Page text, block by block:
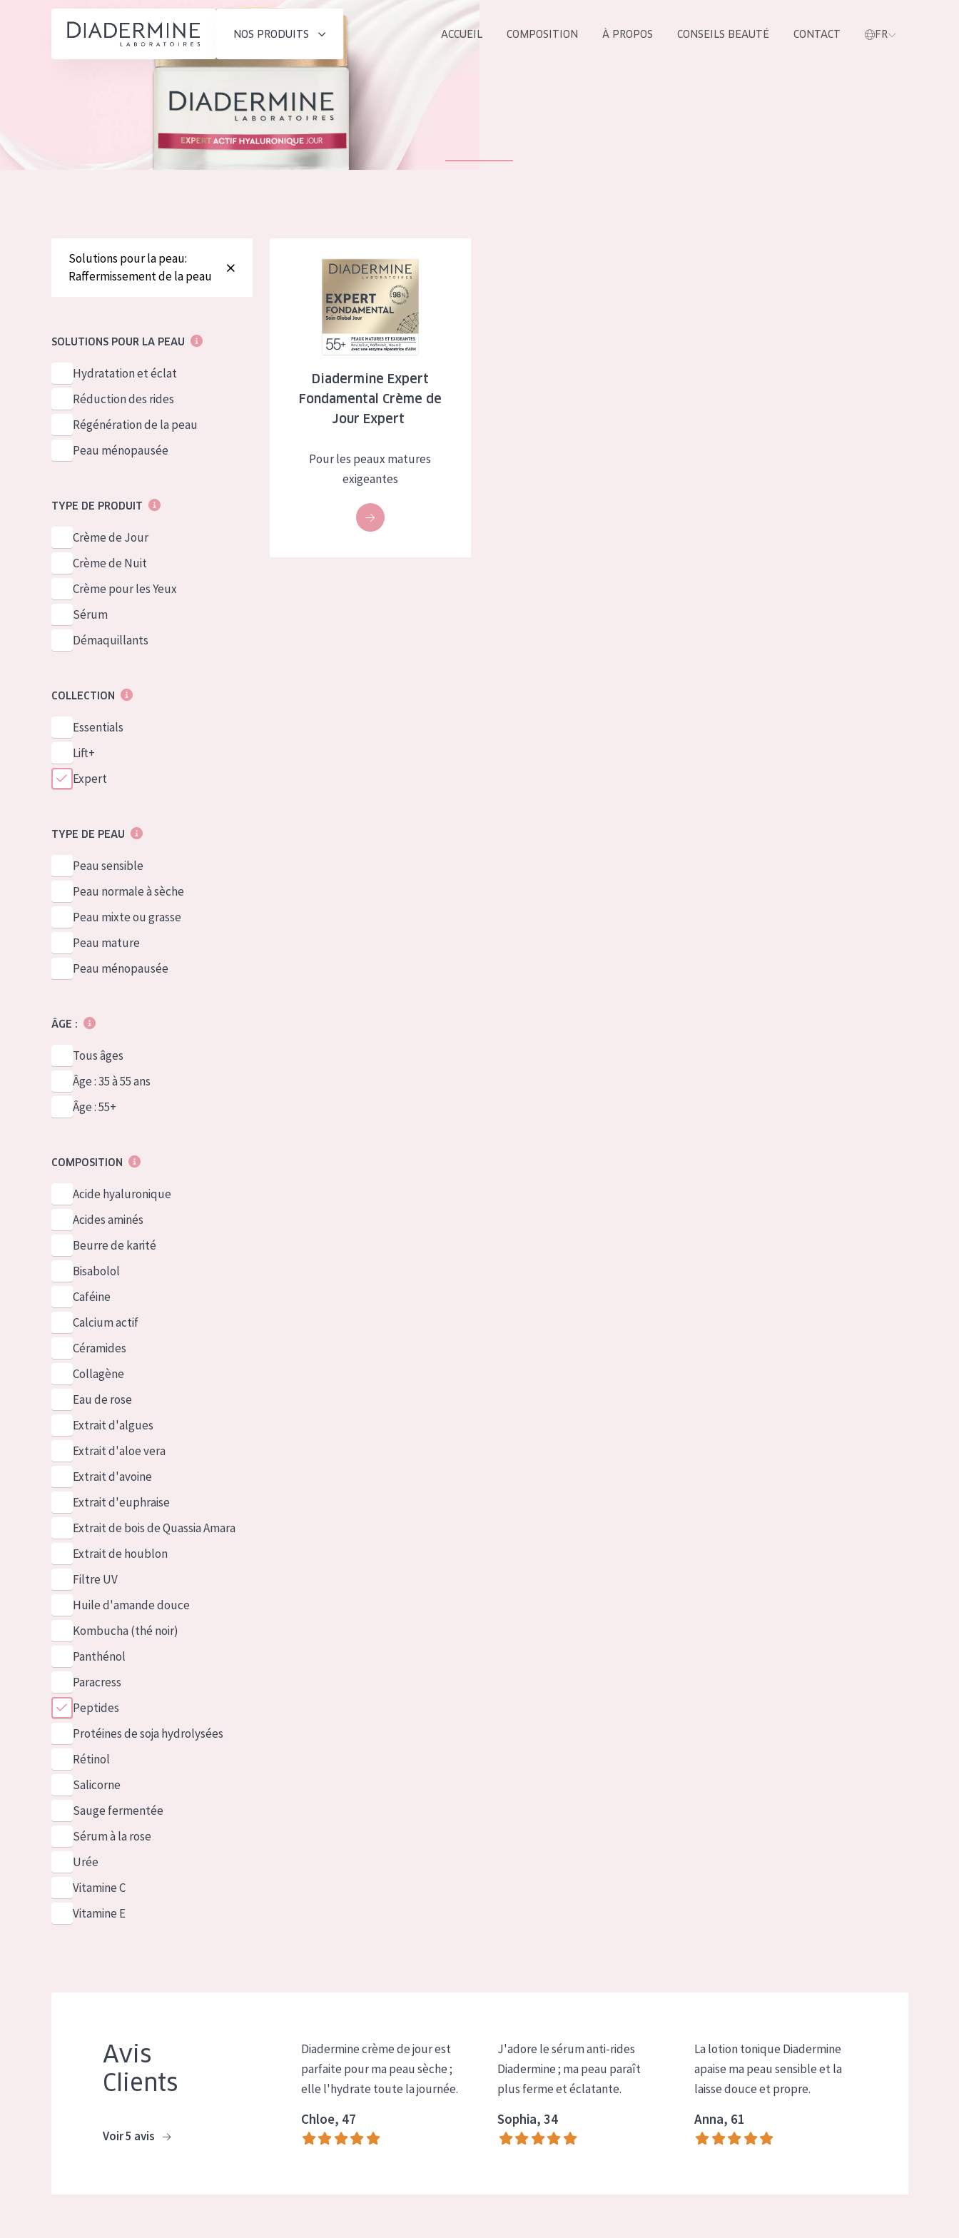
NOS PRODUITS
SOLUTIONS POUR LA PEAU
Hydratation et éclat
Peau ménopausée
TYPE DE PRODUIT
Crème de Jour
Lift+
Peau normale à sèche
Peau mixte ou grasse
ÂGE :
Tous âges
Âge : 35 à 55 ans
Âge : 55+
Voir tous les produits
ACCUEIL COMPOSITION À PROPOS CONSEILS BEAUTÉ CONTACT FR
Solutions pour la peau:
Raffermissement de la peau
SOLUTIONS POUR LA PEAU
Hydratation et éclat
Réduction des rides
Régénération de la peau
Peau ménopausée
TYPE DE PRODUIT
Crème de Jour
Crème de Nuit
Crème pour les Yeux
Sérum
Démaquillants
COLLECTION
Essentials
Lift+
Expert
TYPE DE PEAU
Peau sensible
Peau normale à sèche
Peau mixte ou grasse
Peau mature
Peau ménopausée
ÂGE :
Tous âges
Âge : 35 à 55 ans
Âge : 55+
COMPOSITION
Acide hyaluronique
Acides aminés
Beurre de karité
Bisabolol
Caféine
Calcium actif
Céramides
Collagène
Eau de rose
Extrait d'algues
Extrait d'aloe vera
Extrait d'avoine
Extrait d'euphraise
Extrait de bois de Quassia Amara
Extrait de houblon
Filtre UV
Huile d'amande douce
Kombucha (thé noir)
Panthénol
Paracress
Peptides
Protéines de soja hydrolysées
Rétinol
Salicorne
Sauge fermentée
Sérum à la rose
Urée
Vitamine C
Vitamine E
Diadermine Expert
Fondamental Crème de
Jour Expert
Pour les peaux matures
exigeantes
Avis
Clients
Voir 5 avis
Diadermine crème de jour est
parfaite pour ma peau sèche ;
elle l'hydrate toute la journée.
Chloe, 47
J'adore le sérum anti-rides
Diadermine ; ma peau paraît
plus ferme et éclatante.
Sophia, 34
La lotion tonique Diadermine
apaise ma peau sensible et la
laisse douce et propre.
Anna, 61